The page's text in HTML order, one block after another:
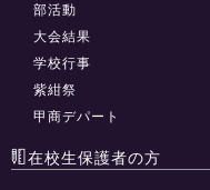
部活動
大会結果
学校行事
紫紺祭
甲商デパート
在校生保護者の方